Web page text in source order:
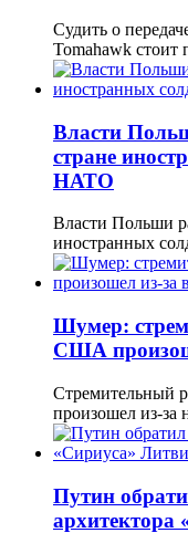
Судить о
Tomahawk
Власти
стране
НАТО
Власти Польши
иностранных
Шумер:
США
Стремительный
произошел из-
Путин
архитектора